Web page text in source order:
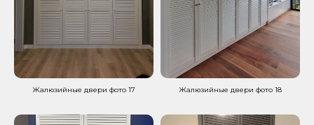
Жалюзийные двери фото 17 Жалюзийные двери фото 18